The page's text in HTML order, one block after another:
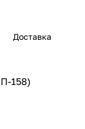
Доставка
158)